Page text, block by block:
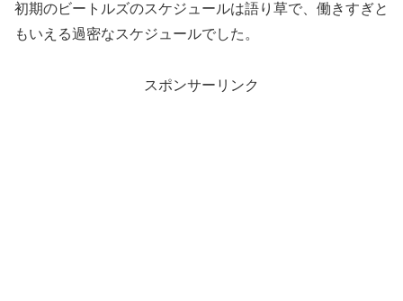
初期のビートルズのスケジュールは語り草で、働きすぎと
もいえる過密なスケジュールでした。
スポンサーリンク